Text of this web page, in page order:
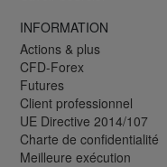
INFORMATION
Actions & plus
CFD-Forex
Futures
Client professionnel
UE Directive 2014/107
Charte de confidentialité
Meilleure exécution